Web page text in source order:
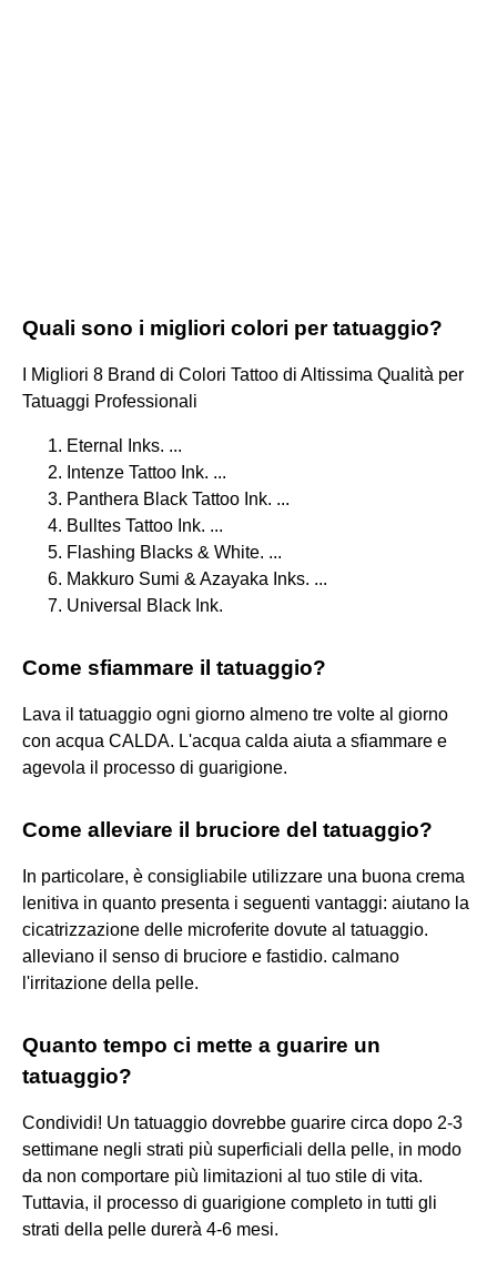
Quali sono i migliori colori per tatuaggio?
I Migliori 8 Brand di Colori Tattoo di Altissima Qualità per
Tatuaggi Professionali
Eternal Inks. ...
Intenze Tattoo Ink. ...
Panthera Black Tattoo Ink. ...
Bulltes Tattoo Ink. ...
Flashing Blacks & White. ...
Makkuro Sumi & Azayaka Inks. ...
Universal Black Ink.
Come sfiammare il tatuaggio?
Lava il tatuaggio ogni giorno almeno tre volte al giorno
con acqua CALDA. L'acqua calda aiuta a sfiammare e
agevola il processo di guarigione.
Come alleviare il bruciore del tatuaggio?
In particolare, è consigliabile utilizzare una buona crema
lenitiva in quanto presenta i seguenti vantaggi: aiutano la
cicatrizzazione delle microferite dovute al tatuaggio.
alleviano il senso di bruciore e fastidio. calmano
l'irritazione della pelle.
Quanto tempo ci mette a guarire un
tatuaggio?
Condividi! Un tatuaggio dovrebbe guarire circa dopo 2-3
settimane negli strati più superficiali della pelle, in modo
da non comportare più limitazioni al tuo stile di vita.
Tuttavia, il processo di guarigione completo in tutti gli
strati della pelle durerà 4-6 mesi.